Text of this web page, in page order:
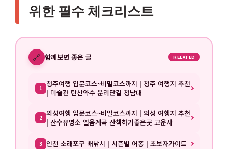
위한 필수 체크리스트
🔗 함께보면 좋은 글 RELATED
1 청주여행 입문코스~비밀코스까지 | 청주 여행지 추천
| 미술관 탄산약수 운리단길 청남대
2 의성여행 입문코스~비밀코스까지 | 의성 여행지 추천
| 산수유명소 얼음계곡 산책하기좋은곳 고운사
3 인천 소래포구 배낚시 | 시즌별 어종 | 초보자가이드